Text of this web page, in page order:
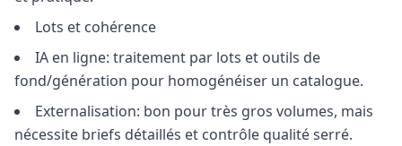
Lots et cohérence
IA en ligne: traitement par lots et outils de
fond/génération pour homogénéiser un catalogue.
Externalisation: bon pour très gros volumes, mais
nécessite briefs détaillés et contrôle qualité serré.